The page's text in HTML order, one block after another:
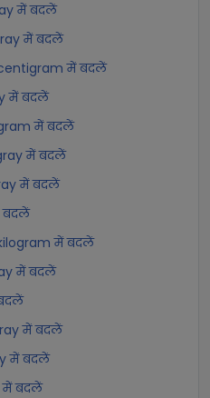
में बदलें
में बदलें
में बदलें
में बदलें
में बदलें
में बदलें
में बदलें
बदलें
में बदलें
में बदलें
में बदलें
में बदलें
में बदलें